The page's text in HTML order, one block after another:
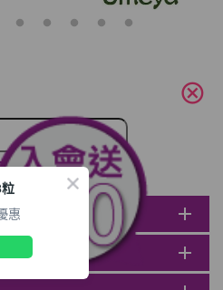
add
add
cancel
惠